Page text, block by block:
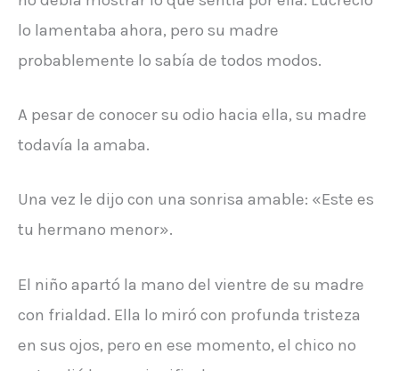
lo lamentaba ahora, pero su madre
probablemente lo sabía de todos modos.
A pesar de conocer su odio hacia ella, su madre
todavía la amaba.
Una vez le dijo con una sonrisa amable: «Este es
tu hermano menor».
El niño apartó la mano del vientre de su madre
con frialdad. Ella lo miró con profunda tristeza
en sus ojos, pero en ese momento, el chico no